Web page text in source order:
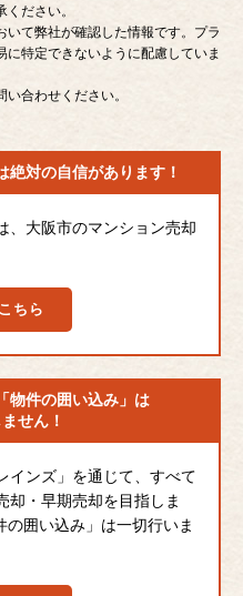
ださい。
て弊社が確認した情報です。プラ
特定できないように配慮していま
合わせください。
絶対の自信があります！
、大阪市のマンション売却
ちら
「物件の囲い込み」は
せん！
インズ」を通じて、すべて
却・早期売却を目指しま
の囲い込み」は一切行いま